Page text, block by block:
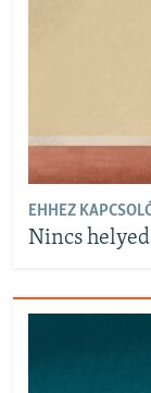
EHHEZ
Nincs